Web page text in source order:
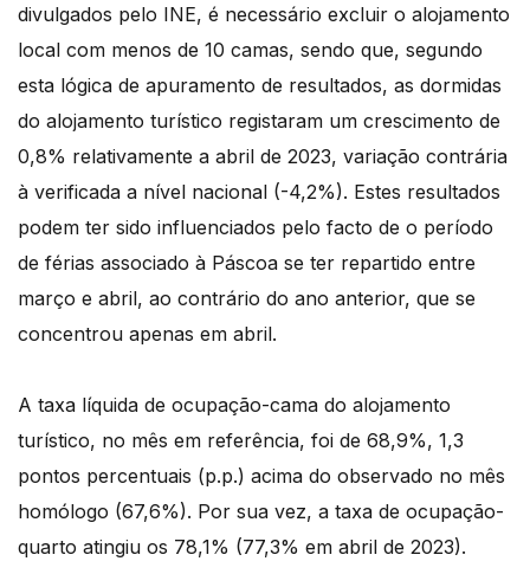
divulgados pelo INE, é necessário excluir o alojamento
local com menos de 10 camas, sendo que, segundo
esta lógica de apuramento de resultados, as dormidas
do alojamento turístico registaram um crescimento de
0,8% relativamente a abril de 2023, variação contrária
à verificada a nível nacional (-4,2%). Estes resultados
podem ter sido influenciados pelo facto de o período
de férias associado à Páscoa se ter repartido entre
março e abril, ao contrário do ano anterior, que se
concentrou apenas em abril.
A taxa líquida de ocupação-cama do alojamento
turístico, no mês em referência, foi de 68,9%, 1,3
pontos percentuais (p.p.) acima do observado no mês
homólogo (67,6%). Por sua vez, a taxa de ocupação-
quarto atingiu os 78,1% (77,3% em abril de 2023).